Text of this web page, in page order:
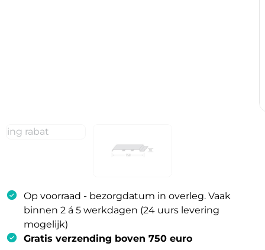
Op voorraad - bezorgdatum in overleg. Vaak
binnen 2 á 5 werkdagen (24 uurs levering
mogelijk)
Gratis verzending boven 750 euro